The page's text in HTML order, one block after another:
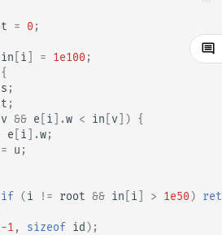
CP Editor
排序相关 STL
阶乘取模
同余方程
二次剩余
形式幂级数复合|复合逆
指数生成函数
Pólya 计数
= 0;
in i = 1e100;
{
s ;
t ;
v && e i ].w < in v ]) {
e i ].w;
= u ;
if (i != root && in i > 1e50)
-1 , sizeof id );